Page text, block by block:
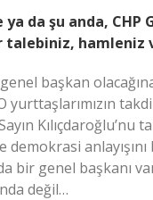
da şu anda, CHP
hamleniz
başkan
yurttaşlarımızın
Kılıçdaroğlu’nu
demokrasi
bir genel başkanı
değil…